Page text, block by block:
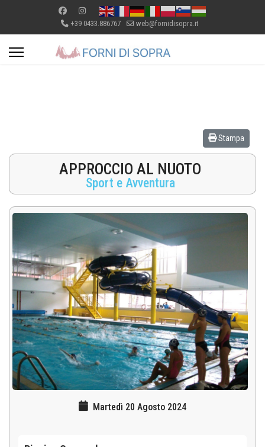
+39 0433.886767 web@fornidisopra.it
Stampa
APPROCCIO AL NUOTO
Sport e Avventura
Martedì 20 Agosto 2024